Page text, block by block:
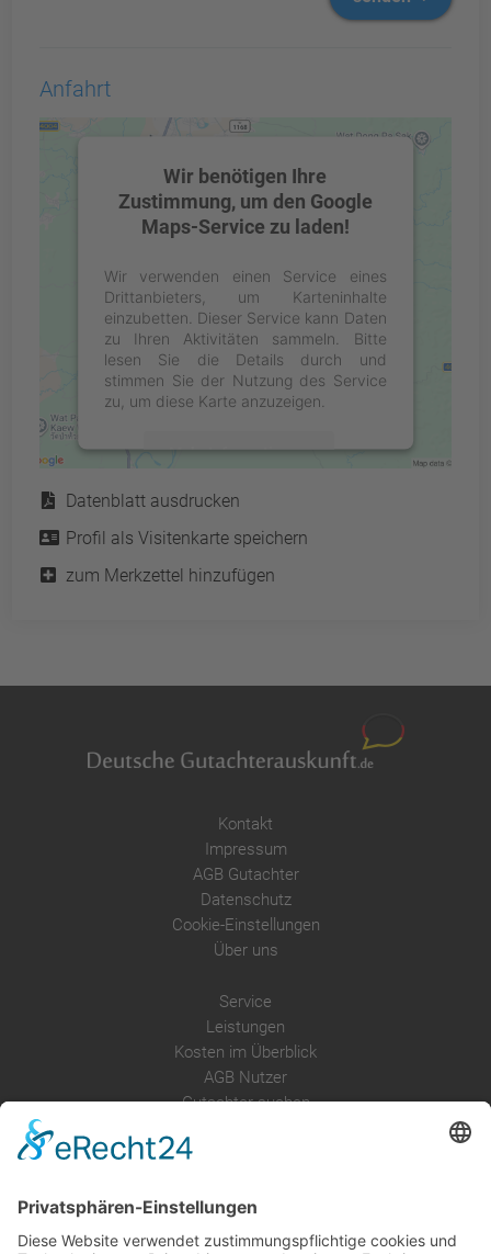
Anfahrt
Wir benötigen Ihre
Zustimmung, um den Google
Maps-Service zu laden!
Wir verwenden einen Service eines
Drittanbieters, um Karteninhalte
einzubetten. Dieser Service kann Daten
zu Ihren Aktivitäten sammeln. Bitte
lesen Sie die Details durch und
stimmen Sie der Nutzung des Service
zu, um diese Karte anzuzeigen.
Mehr Informationen
Akzeptieren
powered by Usercentrics Consent
Management Platform
Service
Datenblatt ausdrucken
Profil als Visitenkarte speichern
zum Merkzettel hinzufügen
Kontakt
Impressum
AGB Gutachter
Datenschutz
Cookie-Einstellungen
Über uns
Service
Leistungen
Kosten im Überblick
AGB Nutzer
Gutachter suchen
Anfrage
Presse